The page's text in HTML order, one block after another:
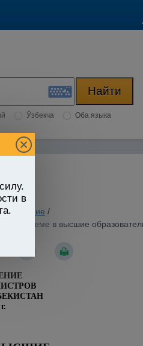
Ўзбекча Оба языка
в
/
"О приеме в высшие